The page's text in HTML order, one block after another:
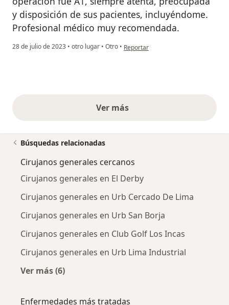
y disposición de sus pacientes, incluyéndome.
Profesional médico muy recomendada.
28 de julio de 2023 • otro lugar • Otro • en opinión del usuario Jennifer
Reportar
Ver másopiniones anteriores
Búsquedas relacionadas
Cirujanos generales cercanos
Cirujanos generales en El Derby
Cirujanos generales en Urb Cercado De Lima
Cirujanos generales en Urb San Borja
Cirujanos generales en Club Golf Los Incas
Cirujanos generales en Urb Lima Industrial
Ver más (6)
Enfermedades más tratadas